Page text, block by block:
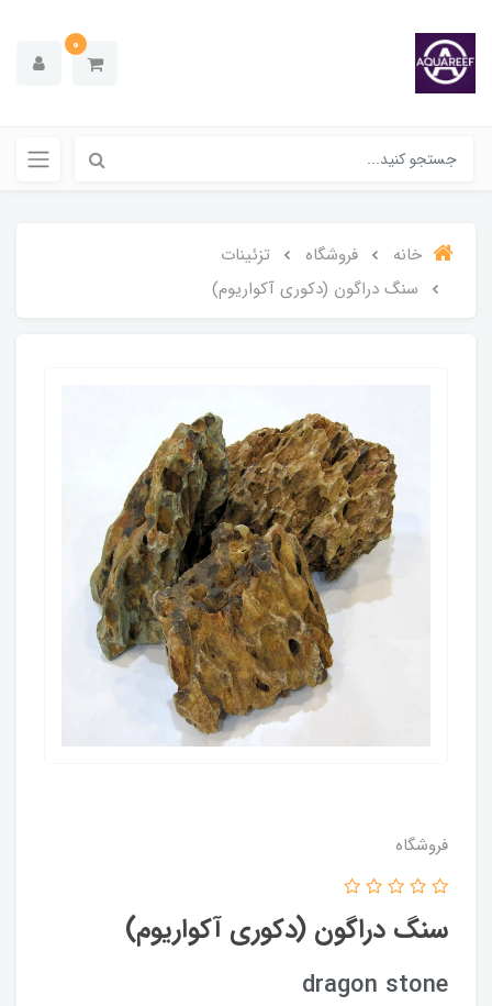
0
خانه فروشگاه
تزئینات
سنگ دراگون (دکوری آکواریوم)
فروشگاه
سنگ دراگون (دکوری آکواریوم)
dragon stone